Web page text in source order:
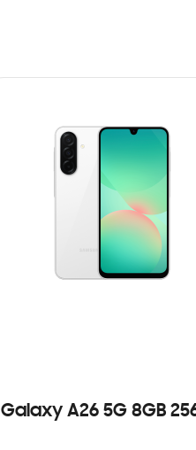
Galaxy A26 5G 8GB